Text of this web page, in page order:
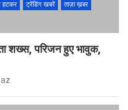
हटकर ट्रेंडिंग खबरें
ताज़ा ख़बर
शख्स, परिजन हुए भावुक,